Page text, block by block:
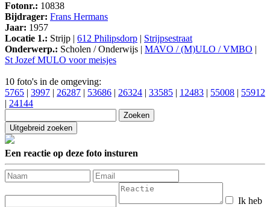
Fotonr.: 10838
Bijdrager: Frans Hermans
Jaar: 1957
Locatie 1.: Strijp | 612 Philipsdorp | Strijpsestraat
Onderwerp.: Scholen / Onderwijs | MAVO / (M)ULO / VMBO |
St Jozef MULO voor meisjes
10 foto's in de omgeving:
5765 | 3997 | 26287 | 53686 | 26324 | 33585 | 12483 | 55008 | 55912
| 24144
Een reactie op deze foto insturen
Ik heb